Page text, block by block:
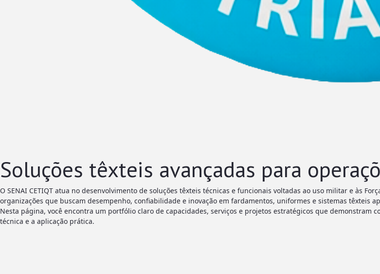
Soluções têxteis avançadas para
O SENAI CETIQT atua no desenvolvimento de soluções têxteis técnicas e funcionais voltadas ao uso militar e às
organizações que buscam desempenho, confiabilidade e inovação em fardamentos, uniformes e sistemas têxteis
Nesta página, você encontra um portfólio claro de capacidades, serviços e projetos estratégicos que demonstram
técnica e a aplicação prática.